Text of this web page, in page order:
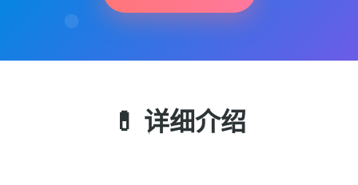
💊 详细介绍